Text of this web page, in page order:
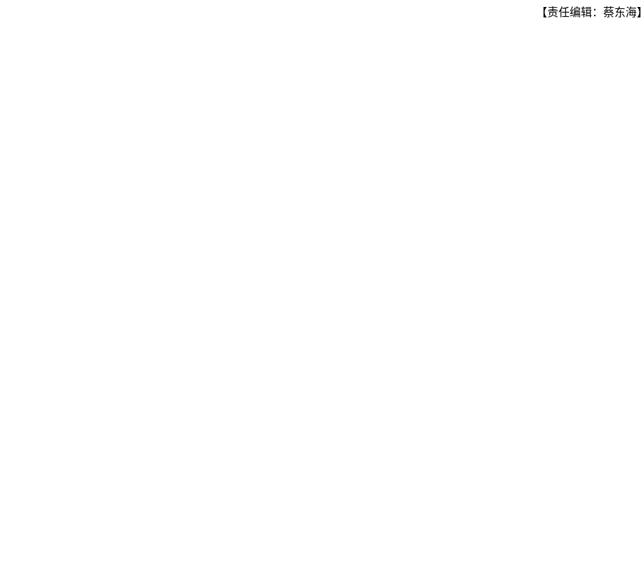
【责任编辑：蔡东海】